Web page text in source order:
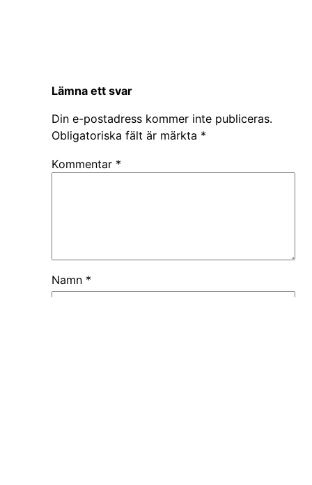
Lämna ett svar
Din e-postadress kommer inte publiceras.
Obligatoriska fält är märkta *
Kommentar *
Namn *